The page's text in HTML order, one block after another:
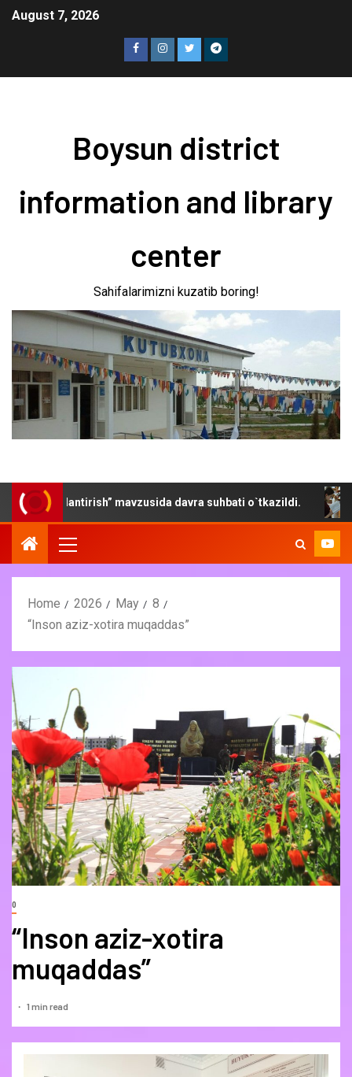
August 7, 2026
Boysun district
information and library
center
Sahifalarimizni kuzatib boring!
mavzusida davra suhbati o`tkazildi.
Home 2026 May
8
“Inson aziz-xotira muqaddas”
0
“Inson aziz-xotira
muqaddas”
1 min read